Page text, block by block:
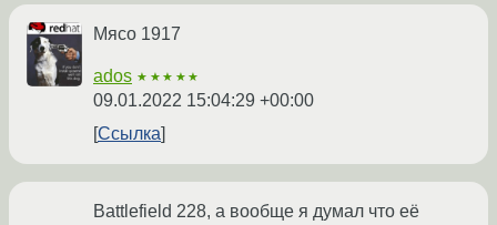
Мясо 1917
ados ★★★★★
09.01.2022 15:04:29 +00:00
Ссылка
Battlefield 228, а вообще я думал что её